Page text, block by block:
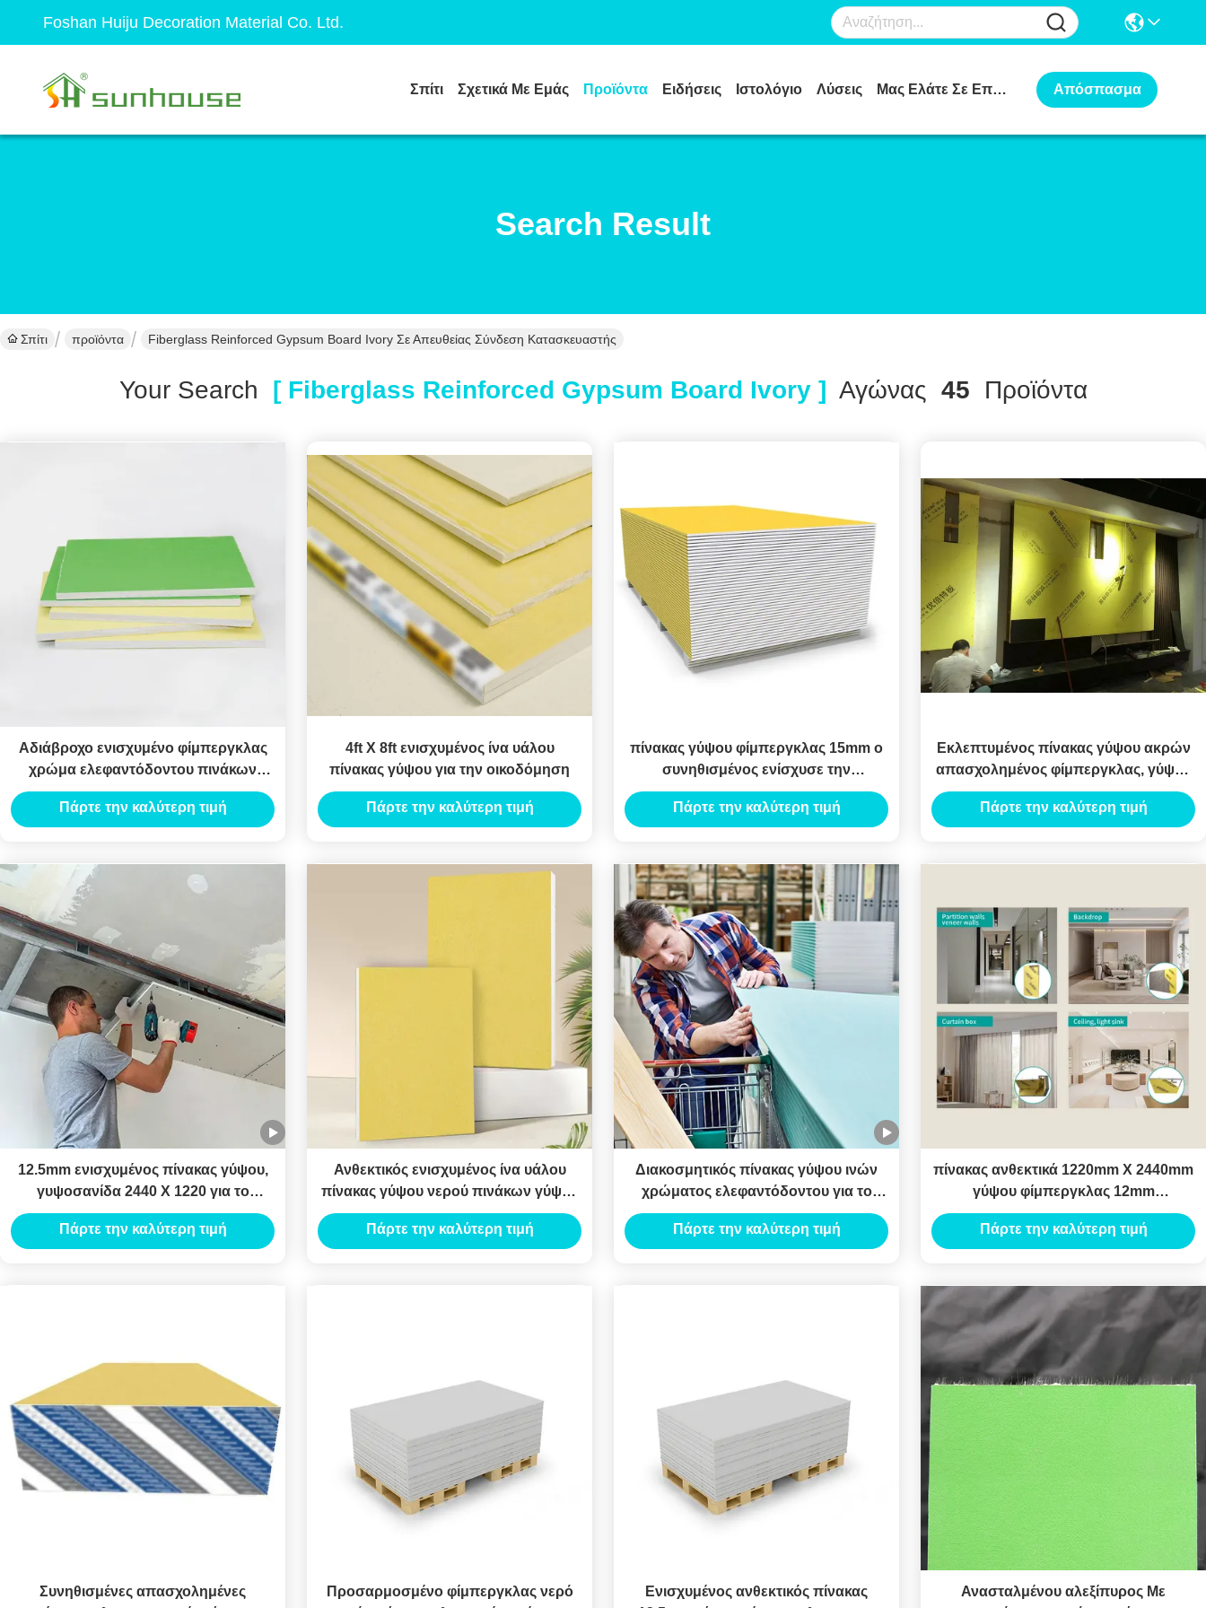
Foshan Huiju Decoration Material Co. Ltd.
Σπίτι Σχετικά Με Εμάς Προϊόντα Ειδήσεις Ιστολόγιο Λύσεις Μας Ελάτε Σε Επαφή Με Απόσπασμα
Search Result
Σπίτι προϊόντα Fiberglass Reinforced Gypsum Board Ivory Σε Απευθείας Σύνδεση Κατασκευαστής
Your Search [ Fiberglass Reinforced Gypsum Board Ivory ] Αγώνας 45 Προϊόντα
Αδιάβροχο ενισχυμένο φίμπεργκλας
χρώμα ελεφαντόδοντου πινάκων
γύψου για το ανώτατο σύστημα
Πάρτε την καλύτερη τιμή
4ft X 8ft ενισχυμένος ίνα υάλου
πίνακας γύψου για την οικοδόμηση
Πάρτε την καλύτερη τιμή
πίνακας γύψου φίμπεργκλας 15mm ο
συνηθισμένος ενίσχυσε την
εκλεπτυμένη άκρη
Πάρτε την καλύτερη τιμή
Εκλεπτυμένος πίνακας γύψου ακρών
απασχολημένος φίμπεργκλας, γύψος
cOem γυψοσανίδας 12,5 χιλ.
Πάρτε την καλύτερη τιμή
12.5mm ενισχυμένος πίνακας γύψου,
γυψοσανίδα 2440 X 1220 για το
ανώτατο όριο
Πάρτε την καλύτερη τιμή
Ανθεκτικός ενισχυμένος ίνα υάλου
πίνακας γύψου νερού πινάκων γύψου
φίμπεργκλας χρώματος
ελεφαντόδοντου
Πάρτε την καλύτερη τιμή
Διακοσμητικός πίνακας γύψου ινών
χρώματος ελεφαντόδοντου για το
εσωτερικό χώρισμα τοίχων
Πάρτε την καλύτερη τιμή
πίνακας ανθεκτικά 1220mm X 2440mm
γύψου φίμπεργκλας 12mm
συνηθισμένος
Πάρτε την καλύτερη τιμή
Συνηθισμένες απασχολημένες
Προσαρμοσμένο φίμπεργκλας νερό
Ενισχυμένος ανθεκτικός πίνακας
Ανασταλμένου αλεξίπυρος Με